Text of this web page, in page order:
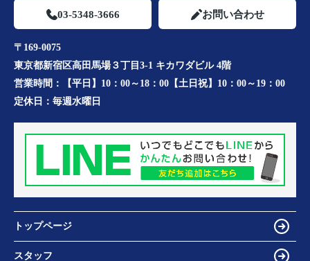
03-5348-3666 お問い合わせ
〒169-0075
東京都新宿区高田馬場３丁目3-1 キカワダビル 4階
営業時間：
【平日】10：00～18：00【土日祝】10：00～19：00
定休日： 毎週水曜日
トップページ
スタッフ